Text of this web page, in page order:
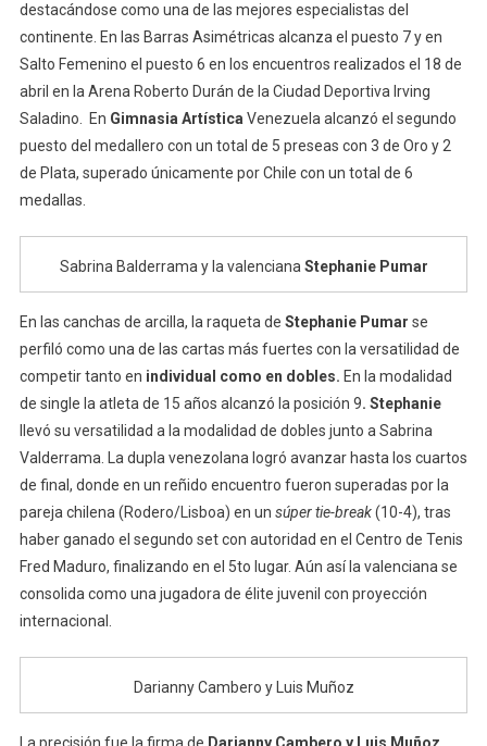
destacándose como una de las mejores especialistas del
continente. En las Barras Asimétricas alcanza el puesto 7 y en
Salto Femenino el puesto 6 en los encuentros realizados el 18 de
abril en la Arena Roberto Durán de la Ciudad Deportiva Irving
Saladino. En Gimnasia ArtísticaVenezuela alcanzó el segundo
puesto del medallero con un total de 5 preseas con 3 de Oro y 2
de Plata, superado únicamente por Chile con un total de 6
medallas.
Sabrina Balderrama y la valencianaStephanie Pumar
En las canchas de arcilla, la raqueta de Stephanie Pumar se
perfiló como una de las cartas más fuertes con la versatilidad de
competir tanto en individual como en dobles. En la modalidad
de single la atleta de 15 años alcanzó la posición 9. Stephanie
llevó su versatilidad a la modalidad de dobles junto a Sabrina
Valderrama. La dupla venezolana logró avanzar hasta los cuartos
de final, donde en un reñido encuentro fueron superadas por la
pareja chilena (Rodero/Lisboa) en un súper tie-break(10-4), tras
haber ganado el segundo set con autoridad en el Centro de Tenis
Fred Maduro, finalizando en el 5to lugar. Aún así la valenciana se
consolida como una jugadora de élite juvenil con proyección
internacional.
Darianny Cambero y Luis Muñoz